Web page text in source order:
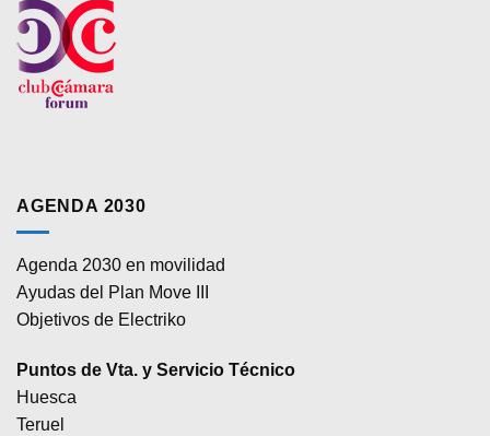
AGENDA 2030
Agenda 2030 en movilidad
Ayudas del Plan Move III
Objetivos de Electriko
Puntos de Vta. y Servicio Técnico
Huesca
Teruel